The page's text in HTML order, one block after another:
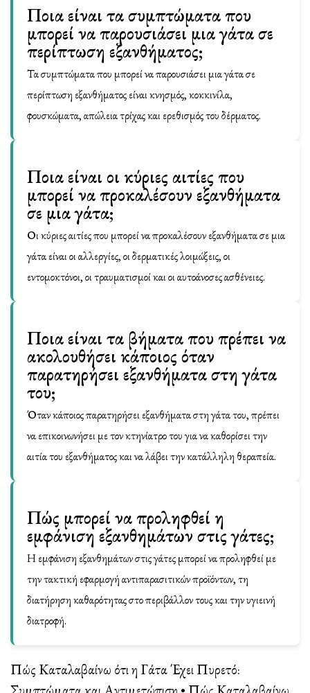
Ποια είναι τα συμπτώματα που
μπορεί να παρουσιάσει μια γάτα σε
περίπτωση εξανθήματος;
Τα συμπτώματα που μπορεί να παρουσιάσει μια γάτα σε
περίπτωση εξανθήματος είναι κνησμός, κοκκινίλα,
φουσκώματα, απώλεια τρίχας και ερεθισμός του δέρματος.
Ποια είναι οι κύριες αιτίες που
μπορεί να προκαλέσουν εξανθήματα
σε μια γάτα;
Οι κύριες αιτίες που μπορεί να προκαλέσουν εξανθήματα σε μια
γάτα είναι οι αλλεργίες, οι δερματικές λοιμώξεις, οι
εντομοκτόνοι, οι τραυματισμοί και οι αυτοάνοσες ασθένειες.
Ποια είναι τα βήματα που πρέπει να
ακολουθήσει κάποιος όταν
παρατηρήσει εξανθήματα στη γάτα
του;
Όταν κάποιος παρατηρήσει εξανθήματα στη γάτα του, πρέπει
να επικοινωνήσει με τον κτηνίατρο του για να καθορίσει την
αιτία του εξανθήματος και να λάβει την κατάλληλη θεραπεία.
Πώς μπορεί να προληφθεί η
εμφάνιση εξανθημάτων στις γάτες;
Η εμφάνιση εξανθημάτων στις γάτες μπορεί να προληφθεί με
την τακτική εφαρμογή αντιπαρασιτικών προϊόντων, τη
διατήρηση καθαρότητας στο περιβάλλον τους και την υγιεινή
διατροφή.
Πώς Καταλαβαίνω ότι η Γάτα Έχει Πυρετό: